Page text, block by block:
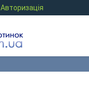
Авторизація